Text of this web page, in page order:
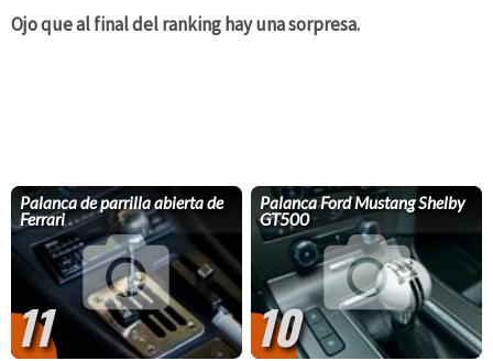
Ojo que al final del ranking hay una sorpresa.
11
Palanca de parrilla abierta de
Ferrari
10
Palanca Ford Mustang Shelby
GT500